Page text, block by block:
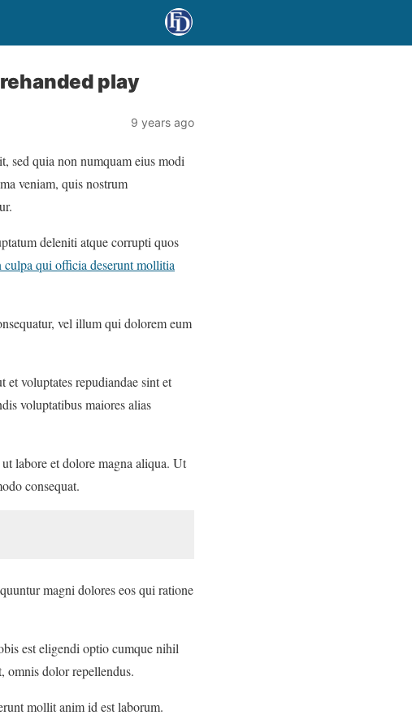
play
9 years ago
sed quia non numquam eius modi
veniam, quis nostrum
deleniti atque corrupti quos
culpa qui officia deserunt mollitia
vel illum qui dolorem eum
et voluptates repudiandae sint et
voluptatibus maiores alias
labore et dolore magna aliqua. Ut
consequat.
magni dolores eos qui ratione
est eligendi optio cumque nihil
omnis dolor repellendus.
mollit anim id est laborum.